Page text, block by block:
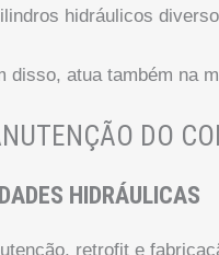
hidráulicos
disso, atua também na
DO
HIDRÁULICAS
retrofit e